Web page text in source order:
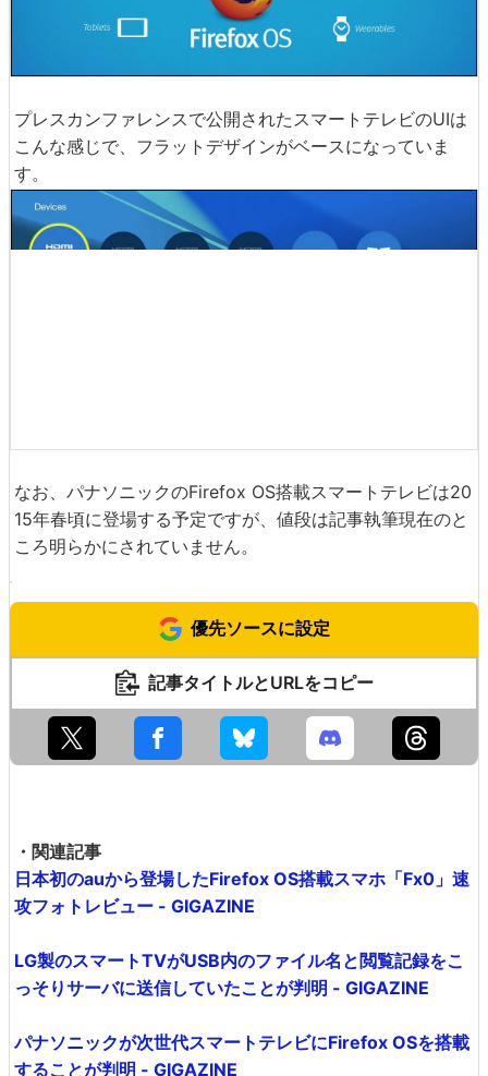
プレスカンファレンスで公開されたスマートテレビのUIは
こんな感じで、フラットデザインがベースになっていま
す。
なお、パナソニックのFirefox OS搭載スマートテレビは20
15年春頃に登場する予定ですが、値段は記事執筆現在のと
ころ明らかにされていません。
優先ソースに設定
記事タイトルとURLをコピー
・関連記事
日本初のauから登場したFirefox OS搭載スマホ「Fx0」速
攻フォトレビュー - GIGAZINE
LG製のスマートTVがUSB内のファイル名と閲覧記録をこ
っそりサーバに送信していたことが判明 - GIGAZINE
パナソニックが次世代スマートテレビにFirefox OSを搭載
することが判明 - GIGAZINE